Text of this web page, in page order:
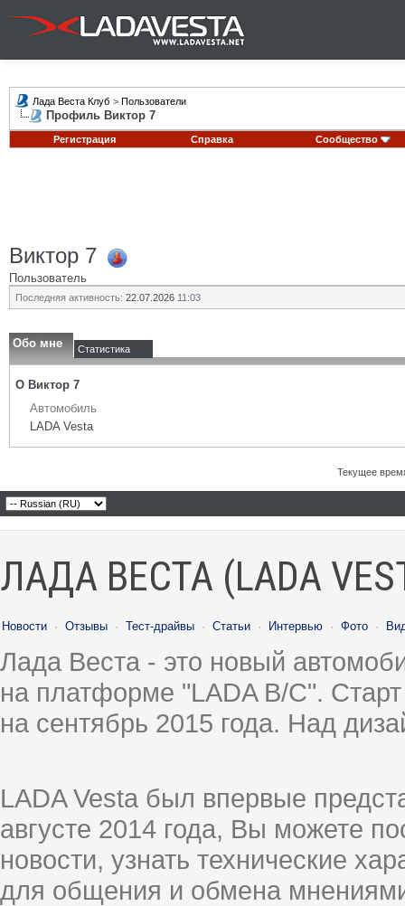
Лада Веста Клуб > Пользователи
Профиль Виктор 7
Регистрация Справка Сообщество
Виктор 7
Пользователь
Последняя активность: 22.07.2026 11:03
Обо мне Статистика
О Виктор 7
Автомобиль
LADA Vesta
Текущее
ЛАДА ВЕСТА (LADA
Новости · Отзывы · Тест-драйвы · Статьи · Интервью · Фото ·
Лада Веста - это новый
на платформе "LADA B/C".
на сентябрь 2015 года. Над
LADA Vesta был впервые
августе 2014 года, Вы можете
новости, узнать технические
для общения и обмена